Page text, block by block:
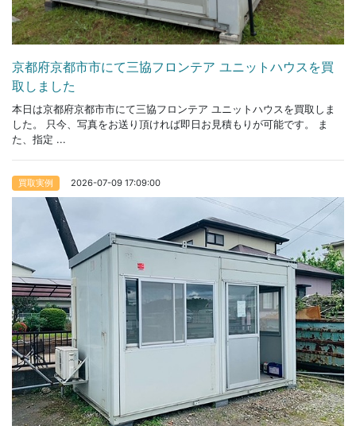
京都府京都市市にて三協フロンテア ユニットハウスを買
取しました
本日は京都府京都市市にて三協フロンテア ユニットハウスを買取しま
した。 只今、写真をお送り頂ければ即日お見積もりが可能です。 ま
た、指定 ...
買取実例 2026-07-09 17:09:00